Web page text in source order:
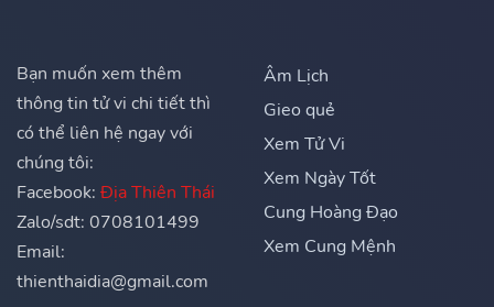
Bạn muốn xem thêm
thông tin tử vi chi tiết thì
có thể liên hệ ngay với
chúng tôi:
Facebook: Địa Thiên Thái
Zalo/sdt: 0708101499
Email:
thienthaidia@gmail.com
Âm Lịch
Gieo quẻ
Xem Tử Vi
Xem Ngày Tốt
Cung Hoàng Đạo
Xem Cung Mệnh